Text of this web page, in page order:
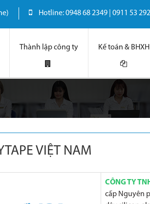
Hotline: 0948 68 2349 | 0911 53
Thành lập công ty Kế toán & BHXH
VIỆT NAM
CÔNG TY
cấp Nguyên